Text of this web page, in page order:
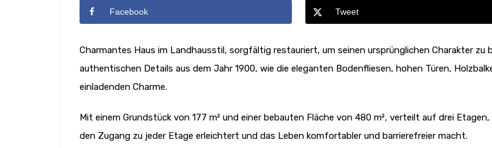
Facebook Tweet
Charmantes Haus im Landhausstil, sorgfältig restauriert, um seinen ursprünglichen Charakter zu
authentischen Details aus dem Jahr 1900, wie die eleganten Bodenfliesen, hohen Türen,
einladenden Charme.
Mit einem Grundstück von 177 m² und einer bebauten Fläche von 480 m², verteilt auf drei
den Zugang zu jeder Etage erleichtert und das Leben komfortabler und barrierefreier macht.